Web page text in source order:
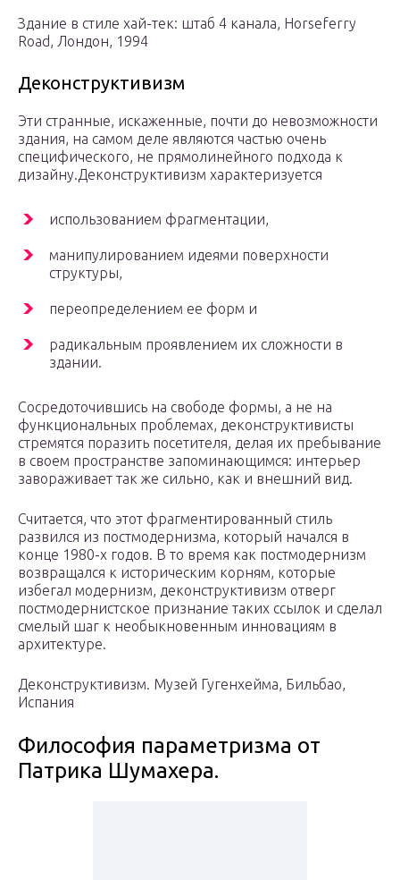
Здание в стиле хай-тек: штаб 4 канала, Horseferry
Road, Лондон, 1994
Деконструктивизм
Эти странные, искаженные, почти до невозможности
здания, на самом деле являются частью очень
специфического, не прямолинейного подхода к
дизайну.Деконструктивизм характеризуется
использованием фрагментации,
манипулированием идеями поверхности
структуры,
переопределением ее форм и
радикальным проявлением их сложности в
здании.
Сосредоточившись на свободе формы, а не на
функциональных проблемах, деконструктивисты
стремятся поразить посетителя, делая их пребывание
в своем пространстве запоминающимся: интерьер
завораживает так же сильно, как и внешний вид.
Считается, что этот фрагментированный стиль
развился из постмодернизма, который начался в
конце 1980-х годов. В то время как постмодернизм
возвращался к историческим корням, которые
избегал модернизм, деконструктивизм отверг
постмодернистское признание таких ссылок и сделал
смелый шаг к необыкновенным инновациям в
архитектуре.
Деконструктивизм. Музей Гугенхейма, Бильбао,
Испания
Философия параметризма от
Патрика Шумахера.